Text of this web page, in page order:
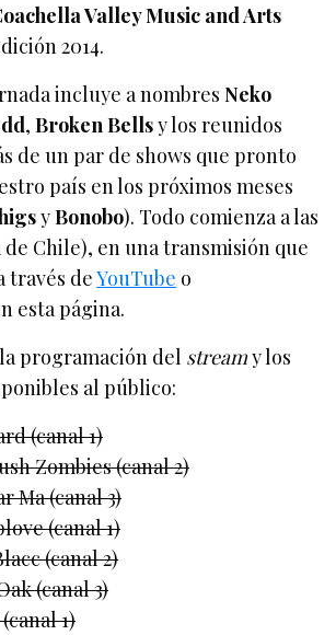
Valley Music and Arts
2014.
incluye a nombresNeko
,Broken Bellsy los reunidos
de un par de shows que pronto
país en los próximos meses
yBonobo). Todo comienza a las
de Chile), en una transmisión que
través deYouTube o
esta página.
programación del streamy los
al público:
(canal 1)
Zombies (canal 2)
Ma (canal 3)
(canal 1)
(canal 2)
(canal 3)
(canal 1)